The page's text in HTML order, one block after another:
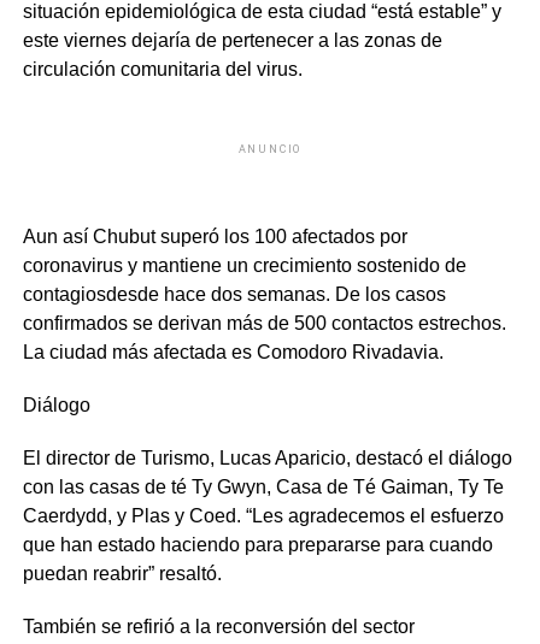
situación epidemiológica de esta ciudad “está estable” y
este viernes dejaría de pertenecer a las zonas de
circulación comunitaria del virus.
ANUNCIO
Aun así Chubut superó los 100 afectados por
coronavirus y mantiene un crecimiento sostenido de
contagiosdesde hace dos semanas. De los casos
confirmados se derivan más de 500 contactos estrechos.
La ciudad más afectada es Comodoro Rivadavia.
Diálogo
El director de Turismo, Lucas Aparicio, destacó el diálogo
con las casas de té Ty Gwyn, Casa de Té Gaiman, Ty Te
Caerdydd, y Plas y Coed. “Les agradecemos el esfuerzo
que han estado haciendo para prepararse para cuando
puedan reabrir” resaltó.
También se refirió a la reconversión del sector